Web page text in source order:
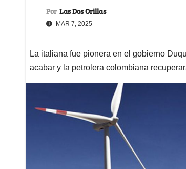
Por Las Dos Orillas
MAR 7, 2025
La italiana fue pionera en el gobierno
acabar y la petrolera colombiana